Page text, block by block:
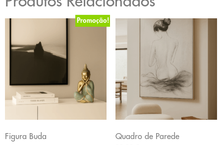
Promoção!
Figura Buda Quadro de Parede